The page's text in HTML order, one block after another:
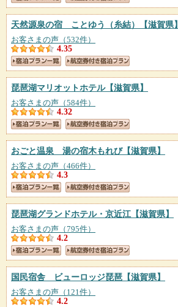
天然源泉の宿 ことゆう（糸結） 【滋賀県】
お客さまの声（532件）
4.35
琵琶湖マリオットホテル【滋賀県】
お客さまの声（584件）
4.32
おごと温泉 湯の宿木もれび【滋賀県】
お客さまの声（466件）
4.3
琵琶湖グランドホテル・京近江 【滋賀県】
お客さまの声（795件）
4.2
国民宿舎 ビューロッジ琵琶 【滋賀県】
お客さまの声（121件）
4.2